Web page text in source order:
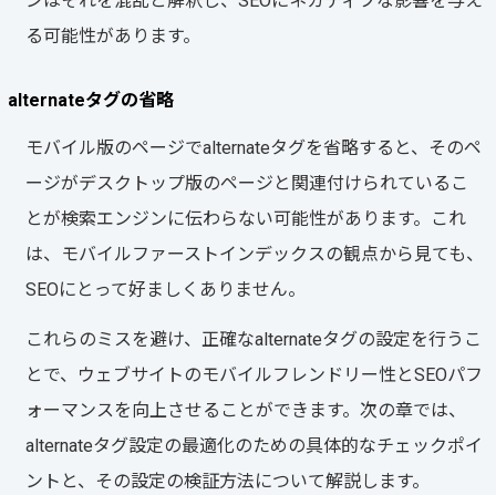
る可能性があります。
alternateタグの省略
モバイル版のページでalternateタグを省略すると、そのペ
ージがデスクトップ版のページと関連付けられているこ
とが検索エンジンに伝わらない可能性があります。これ
は、モバイルファーストインデックスの観点から見ても、
SEOにとって好ましくありません。
これらのミスを避け、正確なalternateタグの設定を行うこ
とで、ウェブサイトのモバイルフレンドリー性とSEOパフ
ォーマンスを向上させることができます。次の章では、
alternateタグ設定の最適化のための具体的なチェックポイ
ントと、その設定の検証方法について解説します。